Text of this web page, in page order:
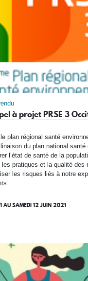
à projet PRSE 3
plan régional santé
du plan national
l’état de santé de la
les pratiques et la qualité des
les risques liés à notre
AUSAMEDI 12 JUIN 2021